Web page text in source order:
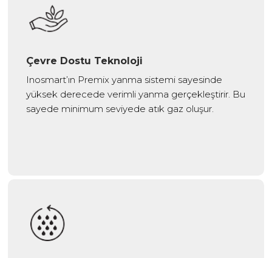
Çevre Dostu Teknoloji
Inosmart’ın Premix yanma sistemi sayesinde
yüksek derecede verimli yanma gerçekleştirir. Bu
sayede minimum seviyede atık gaz oluşur.